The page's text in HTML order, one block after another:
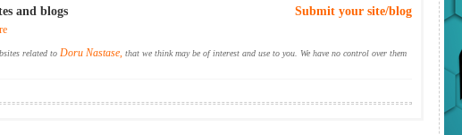
Submit your site/blog
and blogs
related to Doru Nastase, that we think may be of interest and use to you. We have no control over them